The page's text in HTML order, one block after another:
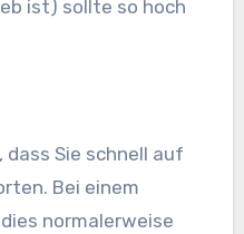
ist) sollte so hoch
Sie schnell auf
Bei einem
normalerweise